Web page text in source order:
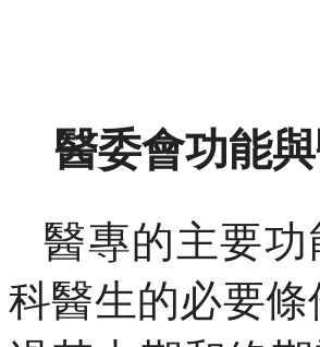
醫委會功能
醫專的主要
科醫生的必要